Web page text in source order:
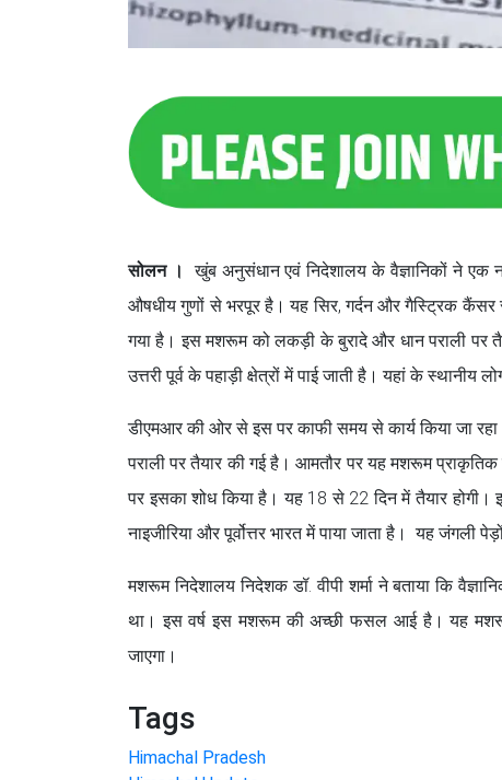
सोलन ।
खुंब अनुसंधान एवं निदेशालय के वैज्ञानिकों ने
औषधीय गुणों से भरपूर है। यह सिर, गर्दन और गैस्ट्रिक कैंसर
गया है। इस मशरूम को लकड़ी के बुरादे और धान पराली पर
उत्तरी पूर्व के पहाड़ी क्षेत्रों में पाई जाती है। यहां के
डीएमआर की ओर से इस पर काफी समय से कार्य किया जा
पराली पर तैयार की गई है। आमतौर पर यह मशरूम
पर इसका शोध किया है। यह 18 से 22 दिन में तैयार होगी।
नाइजीरिया और पूर्वोत्तर भारत में पाया जाता है। यह जंगली
मशरूम निदेशालय निदेशक डॉ. वीपी शर्मा ने बताया कि
था। इस वर्ष इस मशरूम की अच्छी फसल आई है। यह
जाएगा।
Tags
Himachal Pradesh